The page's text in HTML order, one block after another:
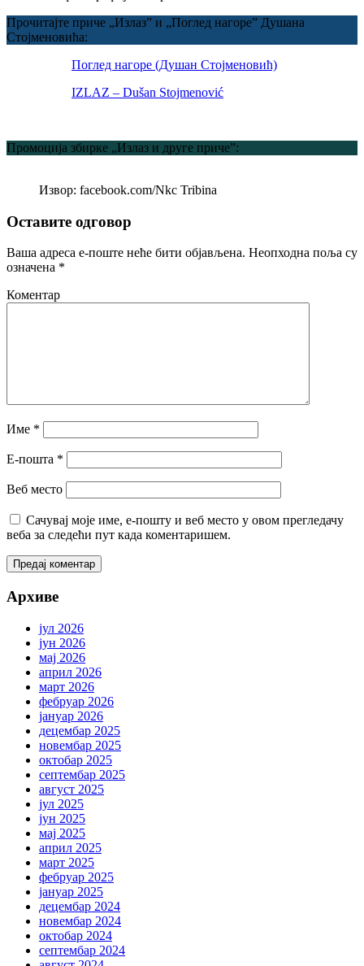
Прочитајте приче „Излаз” и „Поглед нагоре” Душана
Стојменовића:
Поглед нагоре (Душан Стојменовић)
IZLAZ – Dušan Stojmenović
Промоција збирке „Излаз и друге приче”:
Извор: facebook.com/Nkc Tribina
Оставите одговор
Ваша адреса е-поште неће бити објављена. Неопходна поља су
означена *
Коментар
Име *
Е-пошта *
Веб место
Сачувај моје име, е-пошту и веб место у овом прегледачу
веба за следећи пут када коментаришем.
Архиве
јул 2026
јун 2026
мај 2026
април 2026
март 2026
фебруар 2026
јануар 2026
децембар 2025
новембар 2025
октобар 2025
септембар 2025
август 2025
јул 2025
јун 2025
мај 2025
април 2025
март 2025
фебруар 2025
јануар 2025
децембар 2024
новембар 2024
октобар 2024
септембар 2024